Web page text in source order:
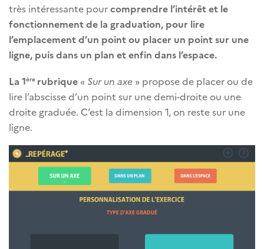
très intéressante pourcomprendre l’intérêt et le
fonctionnement de la graduation, pour lire
l’emplacement d’un point ou placer un point sur une
ligne, puis dans un plan et enfin dans l’espace.
La 1ère rubrique « Sur un axe » propose de placer ou de
lire l’abscisse d’un point sur une demi-droite ou une
droite graduée. C’est la dimension 1, on reste sur une
ligne.